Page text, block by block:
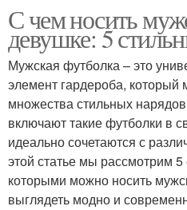
С чем носить
девушке: 5
Мужская футболка – это
элемент гардероба, который
множества стильных
включают такие футболки в
идеально сочетаются с
этой статье мы рассмотрим
которыми можно носить
выглядеть модно и